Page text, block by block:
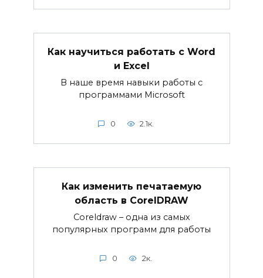
Как научиться работать с Word
и Excel
В наше время навыки работы с
программами Microsoft
0 2.1к.
Как изменить печатаемую
область в CorelDRAW
Coreldraw – одна из самых
популярных программ для работы
0 2к.